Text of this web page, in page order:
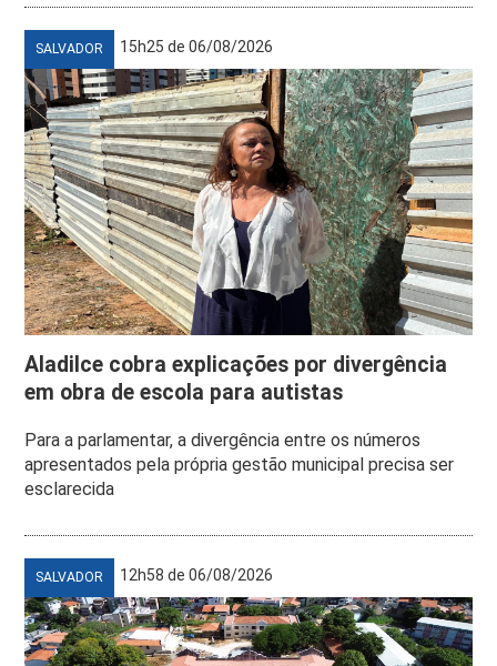
SALVADOR 15h25 de 06/08/2026
Aladilce cobra explicações por divergência
em obra de escola para autistas
Para a parlamentar, a divergência entre os números
apresentados pela própria gestão municipal precisa ser
esclarecida
SALVADOR 12h58 de 06/08/2026